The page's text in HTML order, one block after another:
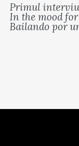
Primul interviu
In the mood
Bailando por